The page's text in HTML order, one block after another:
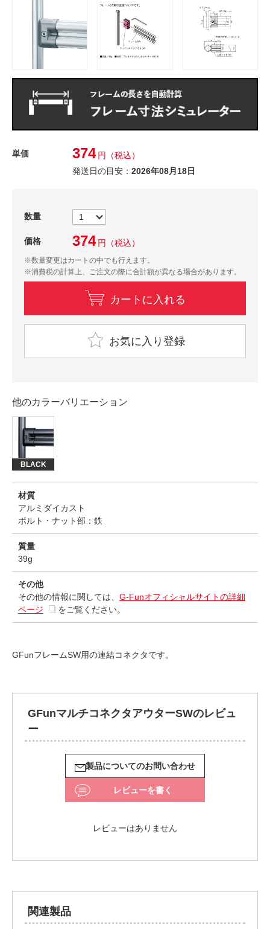
単価 374 円
（税込）
発送日の目安： 2026年08月18日
数量
価格 374 円 （税込）
※数量変更はカートの中でも行えます。
※消費税の計算上、ご注文の際に合計額が異なる場合があります。
カートに入れる
お気に入り登録
他のカラーバリエーション
BLACK
材質
アルミダイカスト
ボルト・ナット部：鉄
質量
39g
その他
その他の情報に関しては、 G-Funオフィシャルサイトの詳細
ページ
をご覧ください。
GFunフレームSW用の連結コネクタです。
GFunマルチコネクタアウターSWのレビュ
ー
製品についてのお問い合わせ
レビューを書く
レビューはありません
関連製品